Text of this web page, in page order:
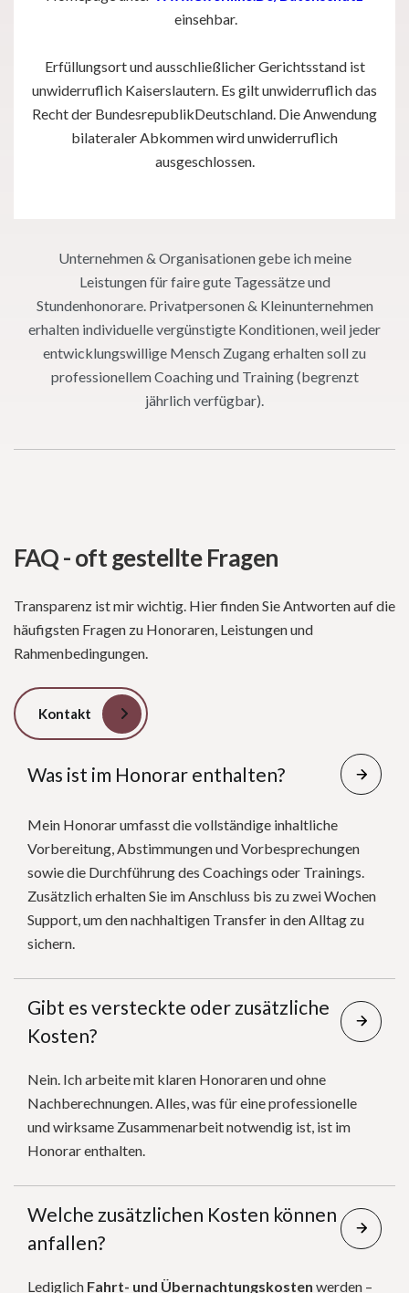
einsehbar.
Erfüllungsort und ausschließlicher Gerichtsstand ist
unwiderruflich Kaiserslautern. Es gilt unwiderruflich das
Recht der BundesrepublikDeutschland. Die Anwendung
bilateraler Abkommen wird unwiderruflich
ausgeschlossen.
Unternehmen & Organisationen gebe ich meine
Leistungen für faire gute Tagessätze und
Stundenhonorare. Privatpersonen & Kleinunternehmen
erhalten individuelle vergünstigte Konditionen, weil jeder
entwicklungswillige Mensch Zugang erhalten soll zu
professionellem Coaching und Training (begrenzt
jährlich verfügbar).
FAQ - oft gestellte Fragen
Transparenz ist mir wichtig. Hier finden Sie Antworten auf die
häufigsten Fragen zu Honoraren, Leistungen und
Rahmenbedingungen.
Kontakt
Was ist im Honorar enthalten?
Mein Honorar umfasst die vollständige inhaltliche
Vorbereitung, Abstimmungen und Vorbesprechungen
sowie die Durchführung des Coachings oder Trainings.
Zusätzlich erhalten Sie im Anschluss bis zu zwei Wochen
Support, um den nachhaltigen Transfer in den Alltag zu
sichern.
Gibt es versteckte oder zusätzliche
Kosten?
Nein. Ich arbeite mit klaren Honoraren und ohne
Nachberechnungen. Alles, was für eine professionelle
und wirksame Zusammenarbeit notwendig ist, ist im
Honorar enthalten.
Welche zusätzlichen Kosten können
anfallen?
Lediglich Fahrt- und Übernachtungskosten werden –